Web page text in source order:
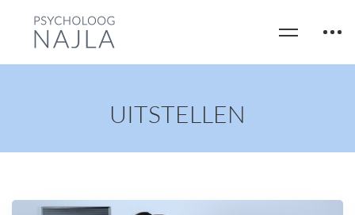
UITSTELLEN